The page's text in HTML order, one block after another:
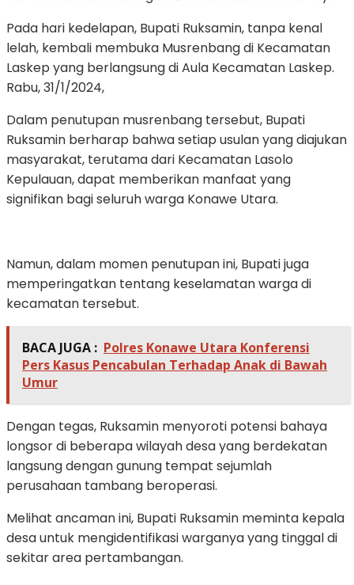
Pada hari kedelapan, Bupati Ruksamin, tanpa kenal
lelah, kembali membuka Musrenbang di Kecamatan
Laskep yang berlangsung di Aula Kecamatan Laskep.
Rabu, 31/1/2024,
Dalam penutupan musrenbang tersebut, Bupati
Ruksamin berharap bahwa setiap usulan yang diajukan
masyarakat, terutama dari Kecamatan Lasolo
Kepulauan, dapat memberikan manfaat yang
signifikan bagi seluruh warga Konawe Utara.
Namun, dalam momen penutupan ini, Bupati juga
memperingatkan tentang keselamatan warga di
kecamatan tersebut.
BACA JUGA : Polres Konawe Utara Konferensi
Pers Kasus Pencabulan Terhadap Anak di Bawah
Umur
Dengan tegas, Ruksamin menyoroti potensi bahaya
longsor di beberapa wilayah desa yang berdekatan
langsung dengan gunung tempat sejumlah
perusahaan tambang beroperasi.
Melihat ancaman ini, Bupati Ruksamin meminta kepala
desa untuk mengidentifikasi warganya yang tinggal di
sekitar area pertambangan.